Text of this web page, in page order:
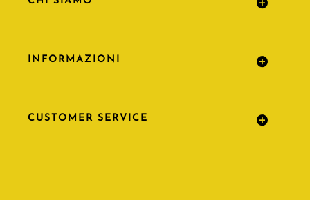
INFORMAZIONI
CUSTOMER SERVICE